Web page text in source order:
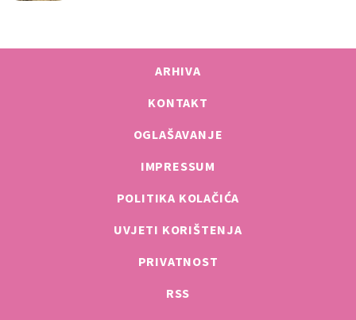
ARHIVA
KONTAKT
OGLAŠAVANJE
IMPRESSUM
POLITIKA KOLAČIĆA
UVJETI KORIŠTENJA
PRIVATNOST
RSS